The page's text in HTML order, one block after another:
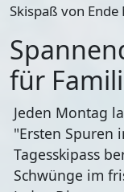
Skispaß von
für
Jeden Montag
"Ersten Spuren
Tagesskipass
Schwünge im